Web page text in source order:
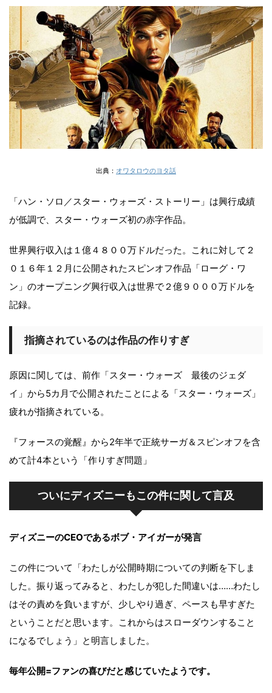
出典： オワタロウのヨタ話
「ハン・ソロ／スター・ウォーズ・ストーリー」は興行成績
が低調で、スター・ウォーズ初の赤字作品。
世界興行収入は１億４８００万ドルだった。これに対して２
０１６年１２月に公開されたスピンオフ作品「ローグ・ワ
ン」のオープニング興行収入は世界で２億９０００万ドルを
記録。
指摘されているのは作品の作りすぎ
原因に関しては、前作「スター・ウォーズ 最後のジェダ
イ」から5カ月で公開されたことによる「スター・ウォーズ」
疲れが指摘されている。
『フォースの覚醒』から2年半で正統サーガ＆スピンオフを含
めて計4本という「作りすぎ問題」
ついにディズニーもこの件に関して言及
ディズニーのCEOであるボブ・アイガーが発言
この件について「わたしが公開時期についての判断を下しま
した。振り返ってみると、わたしが犯した間違いは……わたし
はその責めを負いますが、少しやり過ぎ、ペースも早すぎた
ということだと思います。これからはスローダウンすること
になるでしょう」と明言しました。
毎年公開=ファンの喜びだと感じていたようです。